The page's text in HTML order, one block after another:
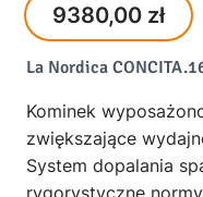
9380,00 zł
La Nordica
Kominek
zwiększające
System dopalania
rygorystyczne